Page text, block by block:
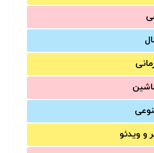
و ویدئو